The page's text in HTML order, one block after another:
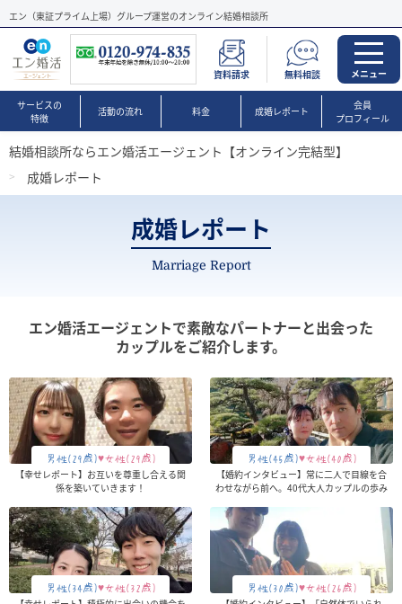
エン（東証プライム上場）グループ運営のオンライン結婚相談所
資料請求 無料相談 メニュー
サービスの
特徴
活動の流れ 料金 成婚レポート
会員
プロフィール
結婚相談所ならエン婚活エージェント【オンライン完結型】
成婚レポート
成婚レポート
Marriage Report
エン婚活エージェントで素敵なパートナーと出会った
カップルをご紹介します。
男性(29歳)♥女性(29歳)
【幸せレポート】お互いを尊重し合える関
係を築いていきます！
男性(45歳)♥女性(40歳)
【婚約インタビュー】常に二人で目線を合
わせながら前へ。40代大人カップルの歩み
男性(34歳)♥女性(32歳) 男性(30歳)♥女性(26歳)